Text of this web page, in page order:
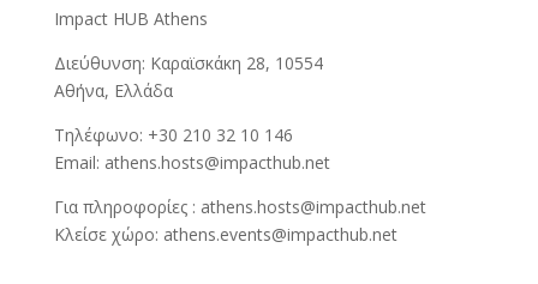
Impact HUB Athens
Διεύθυνση: Καραϊσκάκη 28, 10554
Αθήνα, Ελλάδα
Τηλέφωνο: +30 210 32 10 146
Email: athens.hosts@impacthub.net
Για πληροφορίες : athens.hosts@impacthub.net
Κλείσε χώρο: athens.events@impacthub.net